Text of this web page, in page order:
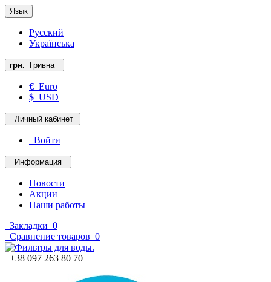
Язык
Русский
Українська
грн. Гривна
€ Euro
$ USD
Личный кабинет
Войти
Информация
Новости
Акции
Наши работы
Закладки 0
Сравнение товаров 0
+38 097 263 80 70